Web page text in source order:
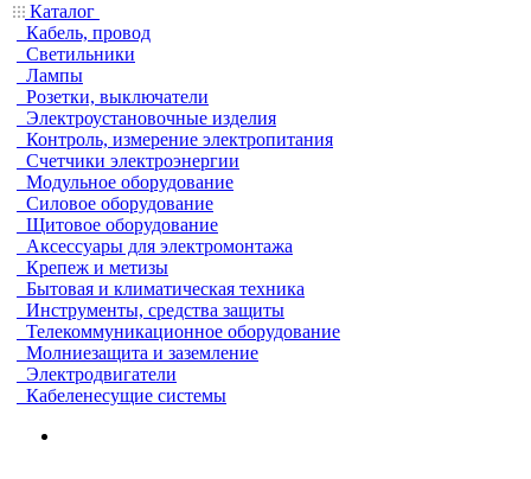
Каталог
Кабель, провод
Светильники
Лампы
Розетки, выключатели
Электроустановочные изделия
Контроль, измерение электропитания
Счетчики электроэнергии
Модульное оборудование
Силовое оборудование
Щитовое оборудование
Аксессуары для электромонтажа
Крепеж и метизы
Бытовая и климатическая техника
Инструменты, средства защиты
Телекоммуникационное оборудование
Молниезащита и заземление
Электродвигатели
Кабеленесущие системы